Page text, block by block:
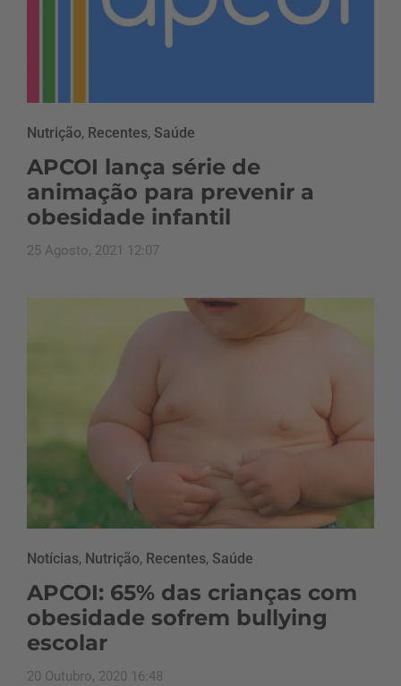
Nutrição, Recentes, Saúde
APCOI lança série de
animação para prevenir a
obesidade infantil
25 Agosto, 2021 12:07
Notícias, Nutrição, Recentes, Saúde
APCOI: 65% das crianças com
obesidade sofrem bullying
escolar
20 Outubro, 2020 16:48